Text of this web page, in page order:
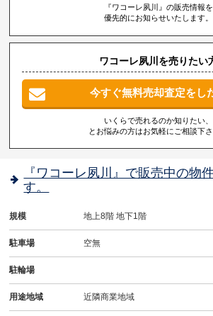
『ワコーレ夙川』の販売情報を
優先的にお知らせいたします。
ワコーレ夙川を売りたい
今すぐ無料売却査定をし
いくらで売れるのか知りたい、
とお悩みの方はお気軽にご相談下さ
『ワコーレ夙川』で販売中の物
す。
規模 地上8階 地下1階
駐車場 空無
駐輪場
用途地域 近隣商業地域